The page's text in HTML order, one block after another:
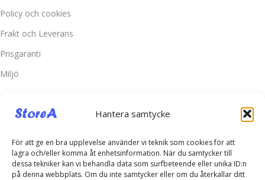
Hantera samtycke
För att ge en bra upplevelse använder vi teknik som cookies för att
lagra och/eller komma åt enhetsinformation. När du samtycker till
dessa tekniker kan vi behandla data som surfbeteende eller unika ID:n
på denna webbplats. Om du inte samtycker eller om du återkallar ditt
Policy och cookies
Frakt och Leverans
Prisgaranti
Miljö
Kundtjänst
Kontakta oss
Retur & Reklamation
Vanliga frågor